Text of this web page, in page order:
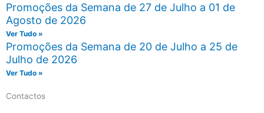
Promoções da Semana de 27 de Julho a 01 de
Agosto de 2026
Ver Tudo »
Promoções da Semana de 20 de Julho a 25 de
Julho de 2026
Ver Tudo »
Contactos